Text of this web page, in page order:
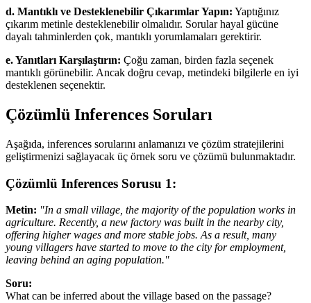
d. Mantıklı ve Desteklenebilir Çıkarımlar Yapın: Yaptığınız
çıkarım metinle desteklenebilir olmalıdır. Sorular hayal gücüne
dayalı tahminlerden çok, mantıklı yorumlamaları gerektirir.
e. Yanıtları Karşılaştırın: Çoğu zaman, birden fazla seçenek
mantıklı görünebilir. Ancak doğru cevap, metindeki bilgilerle en iyi
desteklenen seçenektir.
Çözümlü Inferences Soruları
Aşağıda, inferences sorularını anlamanızı ve çözüm stratejilerini
geliştirmenizi sağlayacak üç örnek soru ve çözümü bulunmaktadır.
Çözümlü Inferences Sorusu 1:
Metin: "In a small village, the majority of the population works in
agriculture. Recently, a new factory was built in the nearby city,
offering higher wages and more stable jobs. As a result, many
young villagers have started to move to the city for employment,
leaving behind an aging population."
Soru:
What can be inferred about the village based on the passage?